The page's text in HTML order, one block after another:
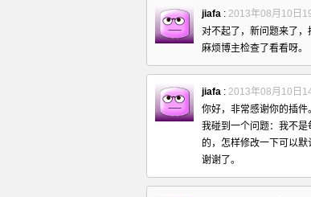
jiafa : 2013年08月10日
对不起了，新问题来了，
麻烦博主检查了看看呀。
jiafa : 2013年08月10日
你好，非常感谢你的插件。
我碰到一个问题：我不是
的，怎样修改一下可以默
谢谢了。